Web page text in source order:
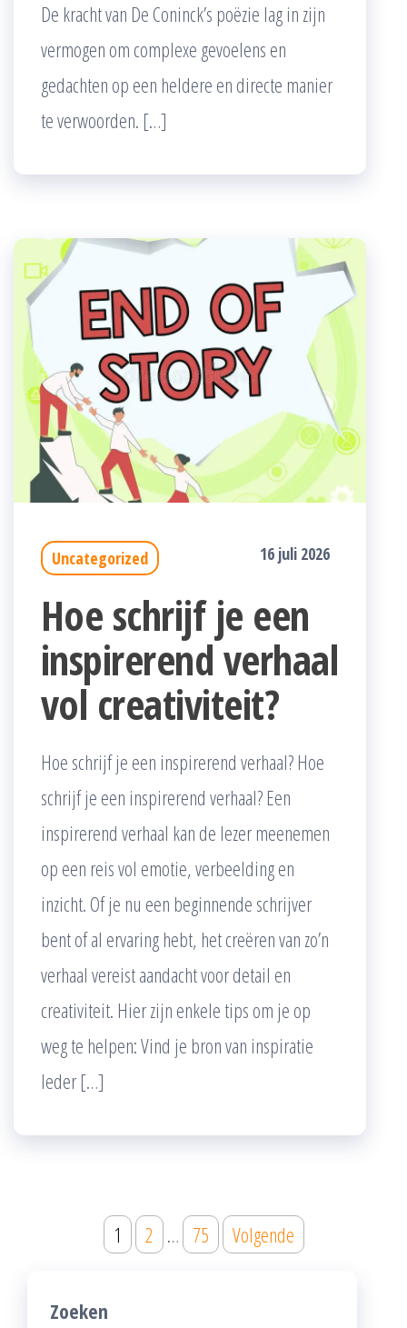
De kracht van De Coninck’s poëzie lag in zijn
vermogen om complexe gevoelens en
gedachten op een heldere en directe manier
te verwoorden. […]
Uncategorized 16 juli 2026
Hoe schrijf je een
inspirerend verhaal
vol creativiteit?
Hoe schrijf je een inspirerend verhaal? Hoe
schrijf je een inspirerend verhaal? Een
inspirerend verhaal kan de lezer meenemen
op een reis vol emotie, verbeelding en
inzicht. Of je nu een beginnende schrijver
bent of al ervaring hebt, het creëren van zo’n
verhaal vereist aandacht voor detail en
creativiteit. Hier zijn enkele tips om je op
weg te helpen: Vind je bron van inspiratie
Ieder […]
pagination
1 2 … 75 Volgende
Zoeken